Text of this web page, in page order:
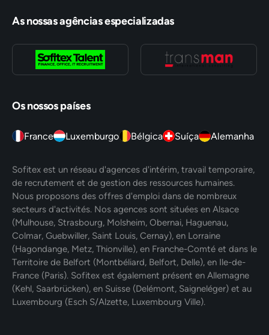
As nossas agências especializadas
Os nossos países
France Luxemburgo Bélgica Suíça Alemanha
Sofitex est un réseau d'agences d'intérim, travail temporaire,
de recrutement et de gestion des ressources humaines.
Nous proposons des offres d'emploi dans de nombreux
secteurs d'activités. Nos agences sont situées en Alsace
(Mulhouse, Strasbourg, Molsheim, Obernai, Haguenau,
Colmar, Guebwiller, Saint Louis, Cernay), en Lorraine
(Hagondange, Metz, Thionville), en Franche-Comté et dans le
Territoire de Belfort (Montbéliard, Belfort, Delle), en Ile-de-
France (Paris). Sofitex est également présent en Allemagne
(Kehl, Saarbrücken), en Suisse (Delémont, Saigneléger) et au
Luxembourg (Esch S/Alzette, Luxembourg Ville).